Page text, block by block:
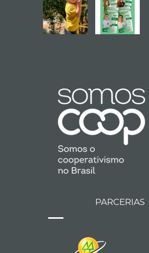
PARCERIAS